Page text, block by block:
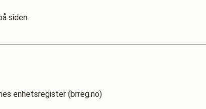
siden.
enhetsregister (brreg.no)